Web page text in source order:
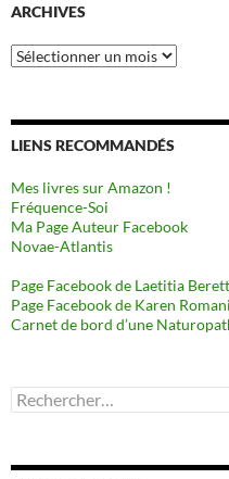
ARCHIVES
Archives
LIENS RECOMMANDÉS
Mes livres sur Amazon !
Fréquence-Soi
Ma Page Auteur Facebook
Novae-Atlantis
Page Facebook de Laetitia
Page Facebook de Karen Romani
Carnet de bord d’une
Rechercher :